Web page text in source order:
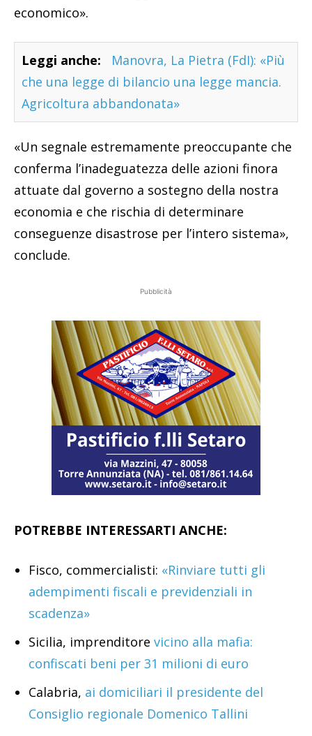
economico».
Leggi anche:
Manovra, La Pietra (FdI): «Più
che una legge di bilancio una legge mancia.
Agricoltura abbandonata»
«Un segnale estremamente preoccupante che
conferma l’inadeguatezza delle azioni finora
attuate dal governo a sostegno della nostra
economia e che rischia di determinare
conseguenze disastrose per l’intero sistema»,
conclude.
Pubblicità
POTREBBE INTERESSARTI ANCHE:
Fisco, commercialisti: «Rinviare tutti gli
adempimenti fiscali e previdenziali in
scadenza»
Sicilia, imprenditore vicino alla mafia:
confiscati beni per 31 milioni di euro
Calabria, ai domiciliari il presidente del
Consiglio regionale Domenico Tallini